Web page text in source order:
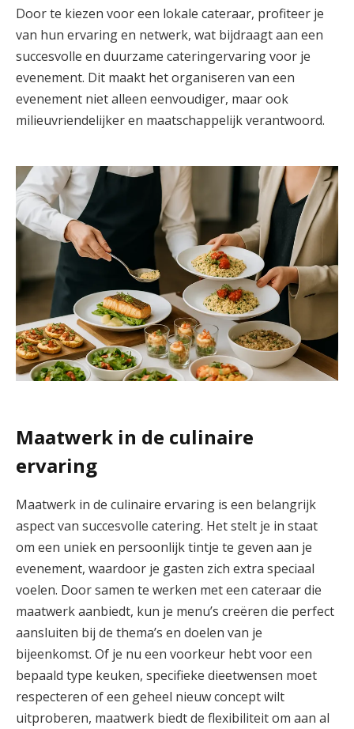
Door te kiezen voor een lokale cateraar, profiteer je
van hun ervaring en netwerk, wat bijdraagt aan een
succesvolle en duurzame cateringervaring voor je
evenement. Dit maakt het organiseren van een
evenement niet alleen eenvoudiger, maar ook
milieuvriendelijker en maatschappelijk verantwoord.
Maatwerk in de culinaire
ervaring
Maatwerk in de culinaire ervaring is een belangrijk
aspect van succesvolle catering. Het stelt je in staat
om een uniek en persoonlijk tintje te geven aan je
evenement, waardoor je gasten zich extra speciaal
voelen. Door samen te werken met een cateraar die
maatwerk aanbiedt, kun je menu’s creëren die perfect
aansluiten bij de thema’s en doelen van je
bijeenkomst. Of je nu een voorkeur hebt voor een
bepaald type keuken, specifieke dieetwensen moet
respecteren of een geheel nieuw concept wilt
uitproberen, maatwerk biedt de flexibiliteit om aan al